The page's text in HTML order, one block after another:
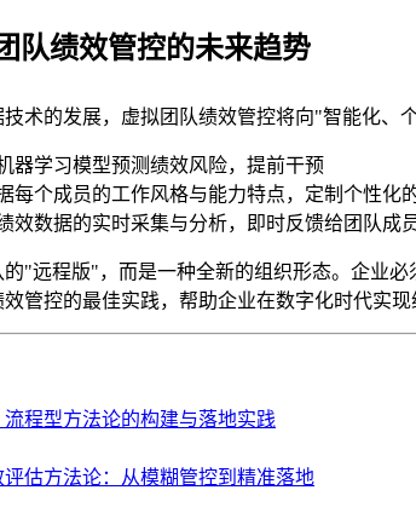
队绩效管控的未来趋势
术的发展，虚拟团队绩效管控将向"智能化、
器学习模型预测绩效风险，提前干预
每个成员的工作风格与能力特点，定制个性化
效数据的实时采集与分析，即时反馈给团队成
"远程版"，而是一种全新的组织形态。企业
管控的最佳实践，帮助企业在数字化时代实现
程型方法论的构建与落地实践
估方法论：从模糊管控到精准落地